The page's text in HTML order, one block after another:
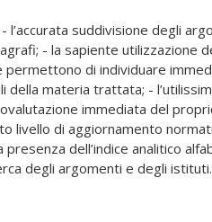
degli argomenti e degli istituti.